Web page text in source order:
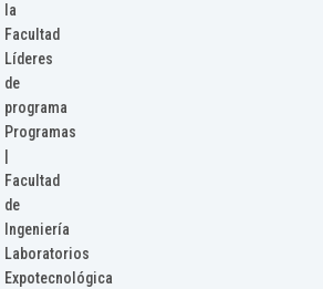
la
Facultad
Líderes
de
programa
Programas
Facultad
de
Ingeniería
Laboratorios
Expotecnológica